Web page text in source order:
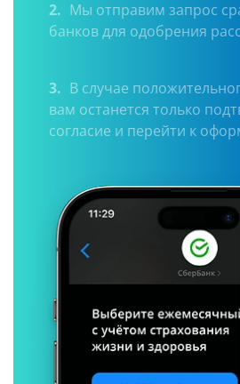
2. Мы отправим запрос
банков для одобрения
3. В случае
вам останется только
согласие и перейти к